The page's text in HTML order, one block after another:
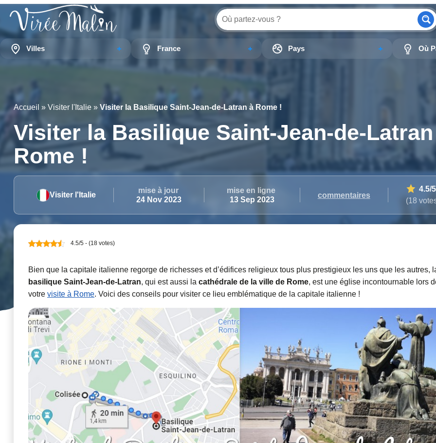
Villes France Pays Où
Accueil » Visiter l'Italie » Visiter la Basilique Saint-Jean-de-Latran à Rome !
Visiter la Basilique Saint-Jean-de-
Rome !
Visiter l'Italie
mise à jour
24 Nov 2023
mise en ligne
13 Sep 2023
commentaires
4.5/5
(18
4.5/5 - (18 votes)
Bien que la capitale italienne regorge de richesses et d’édifices religieux tous plus prestigieux les uns que les autres,
basilique Saint-Jean-de-Latran, qui est aussi la cathédrale de la ville de Rome, est une église incontournable lors
votre visite à Rome. Voici des conseils pour visiter ce lieu emblématique de la capitale italienne !